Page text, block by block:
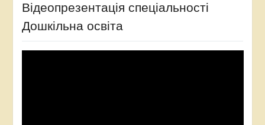
Відеопрезентація спеціальності
Дошкільна освіта